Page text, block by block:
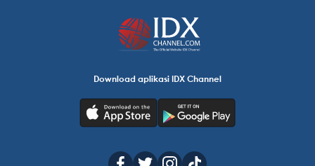
Download aplikasi IDX Channel